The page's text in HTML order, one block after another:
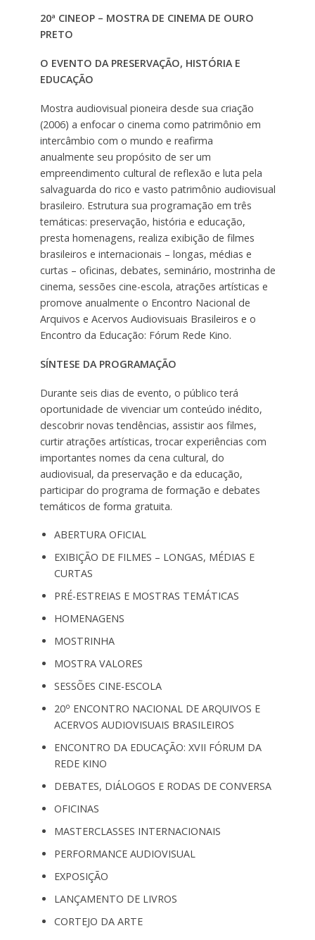
20ª CINEOP – MOSTRA DE CINEMA DE OURO
PRETO
O EVENTO DA PRESERVAÇÃO, HISTÓRIA E
EDUCAÇÃO
Mostra audiovisual pioneira desde sua criação
(2006) a enfocar o cinema como patrimônio em
intercâmbio com o mundo e reafirma
anualmente seu propósito de ser um
empreendimento cultural de reflexão e luta pela
salvaguarda do rico e vasto patrimônio audiovisual
brasileiro. Estrutura sua programação em três
temáticas: preservação, história e educação,
presta homenagens, realiza exibição de filmes
brasileiros e internacionais – longas, médias e
curtas – oficinas, debates, seminário, mostrinha de
cinema, sessões cine-escola, atrações artísticas e
promove anualmente o Encontro Nacional de
Arquivos e Acervos Audiovisuais Brasileiros e o
Encontro da Educação: Fórum Rede Kino.
SÍNTESE DA PROGRAMAÇÃO
Durante seis dias de evento, o público terá
oportunidade de vivenciar um conteúdo inédito,
descobrir novas tendências, assistir aos filmes,
curtir atrações artísticas, trocar experiências com
importantes nomes da cena cultural, do
audiovisual, da preservação e da educação,
participar do programa de formação e debates
temáticos de forma gratuita.
ABERTURA OFICIAL
EXIBIÇÃO DE FILMES – LONGAS, MÉDIAS E
CURTAS
PRÉ-ESTREIAS E MOSTRAS TEMÁTICAS
HOMENAGENS
MOSTRINHA
MOSTRA VALORES
SESSÕES CINE-ESCOLA
20o ENCONTRO NACIONAL DE ARQUIVOS E
ACERVOS AUDIOVISUAIS BRASILEIROS
ENCONTRO DA EDUCAÇÃO: XVII FÓRUM DA
REDE KINO
DEBATES, DIÁLOGOS E RODAS DE CONVERSA
OFICINAS
MASTERCLASSES INTERNACIONAIS
PERFORMANCE AUDIOVISUAL
EXPOSIÇÃO
LANÇAMENTO DE LIVROS
CORTEJO DA ARTE